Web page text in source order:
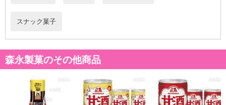
スナック菓子
森永製菓のその他商品